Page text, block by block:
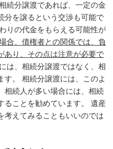
続分譲渡であれば、一定の金
分を譲るという交渉も可能で
りの代金をもらえる可能性が
合、債権者との関係では、負
あり、その点は注意が必要で
は、相続分譲渡ではなく、相
。 相続分譲渡には、このよ
相続人が多い場合には、相続
ることを勧めています。 遺産
考えてみることもいいのでは